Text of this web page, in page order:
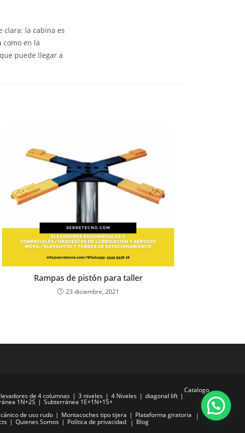
clara: la cabina es
como en la
puede llegar a
Rampas de pistón para taller
23 diciembre, 2021
Catalogo
de 4 columnas 3 niveles 4 Niveles diagonal lift
1N+2S
Subterránea 1E+1N+1S+
de uso rudo Montacoches tipo tijera
Plataforma giratoria
Quienes Somos Política de privacidad Blog